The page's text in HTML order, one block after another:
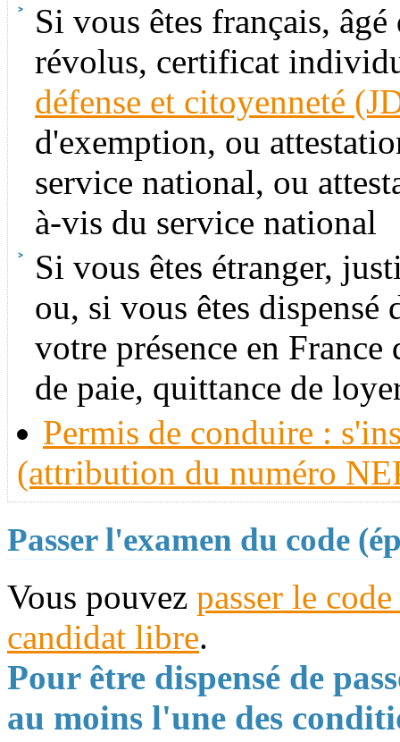
Si vous êtes français,
révolus, certificat
défense et citoyenneté
d'exemption, ou
service national, ou
à-vis du service national
Si vous êtes étranger,
ou, si vous êtes
votre présence en
de paie, quittance de
Permis de conduire :
(attribution du numéro
Passer l'examen du code
Vous pouvez passer le
candidat libre.
Pour être dispensé de
au moins l'une des